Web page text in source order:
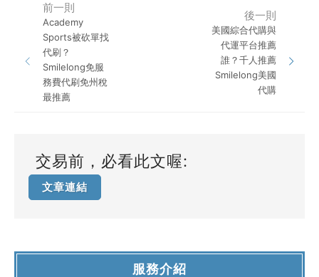
前一則
Academy
Sports被砍單找
代刷？
Smilelong免服
務費代刷免州稅
最推薦
後一則
美國綜合代購與
代運平台推薦
誰？千人推薦
Smilelong美國
代購
交易前，必看此文喔:
文章連結
服務介紹